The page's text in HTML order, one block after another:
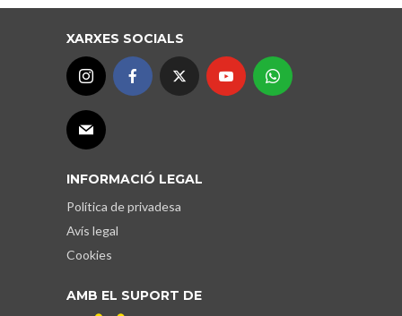
XARXES SOCIALS
INFORMACIÓ LEGAL
Política de privadesa
Avís legal
Cookies
AMB EL SUPORT DE